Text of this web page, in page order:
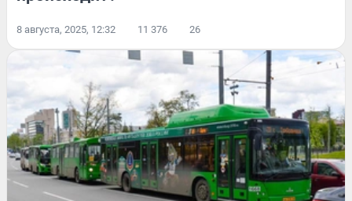
8 августа, 2025, 12:32 11 376 26